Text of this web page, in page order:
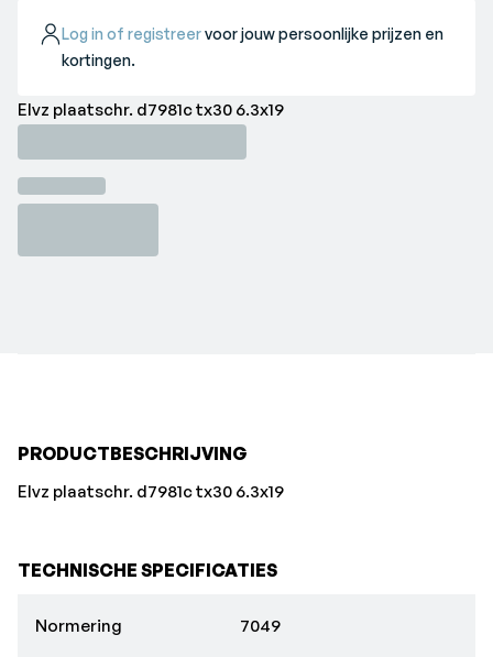
Log in of registreervoor jouw persoonlijke prijzen en
kortingen.
Elvz plaatschr. d7981c tx30 6.3x19
PRODUCTBESCHRIJVING
Elvz plaatschr. d7981c tx30 6.3x19
TECHNISCHE SPECIFICATIES
Normering 7049